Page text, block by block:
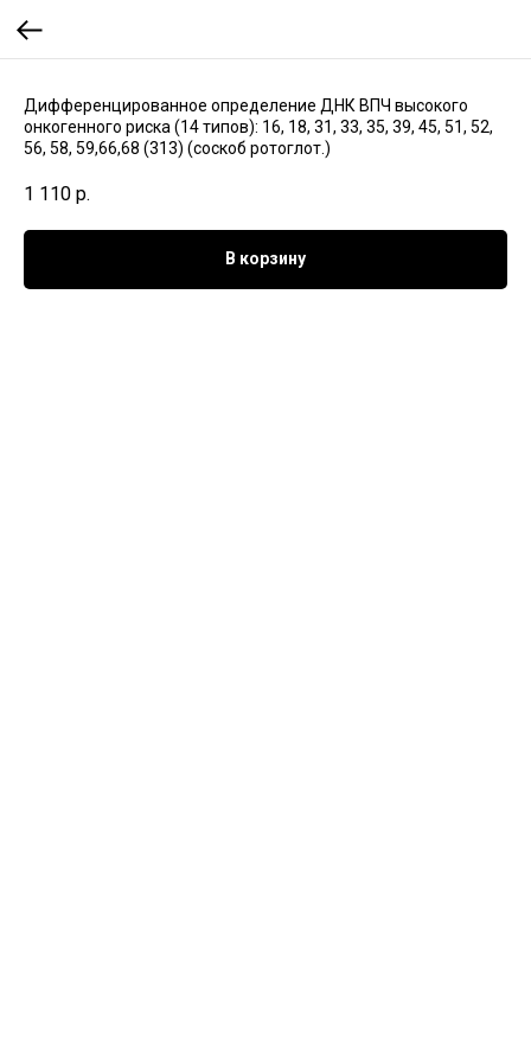
Дифференцированное определение ДНК ВПЧ высокого
онкогенного риска (14 типов): 16, 18, 31, 33, 35, 39, 45, 51, 52,
56, 58, 59,66,68 (313) (соскоб ротоглот.)
1 110 р.
В корзину